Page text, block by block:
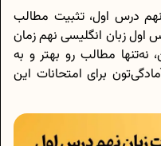
درس اول، تثبیت مطالب
اول زبان انگلیسی نهم زمان
مطالب رو بهتر و به
برای امتحانات این